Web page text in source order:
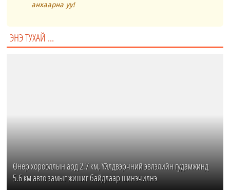
анхаарна уу!
ЭНЭ ТУХАЙ ...
Өнөр хорооллын ард 2.7 км, Үйлдвэрчний эвлэлийн гудамжинд
5.6 км авто замыг жишиг байдлаар шинэчилнэ